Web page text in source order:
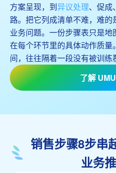
方案呈现，到异议处理、促成
路。把它列成清单不难，难
业务问题。一份步骤表只是
在每个环节里的具体动作质
间，往往隔着一段没有被训练
了解
销售步骤8步串
业务